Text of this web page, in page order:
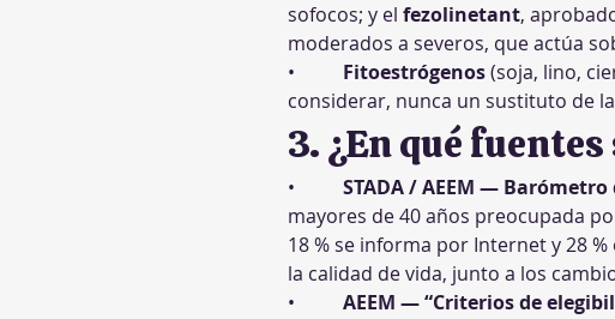
sofocos; y el fezolinetant,
moderados a severos, que actúa
• Fitoestrógenos (soja, lino,
considerar, nunca un sustituto de
3. ¿En qué
• STADA / AEEM —
mayores de 40 años preocupada
18 % se informa por Internet y 28
la calidad de vida, junto a los
• AEEM — “Criterios de